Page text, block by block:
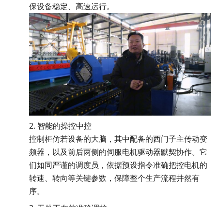
保设备稳定、高速运行。
2. 智能的操控中控
控制柜仿若设备的大脑 ，其中配备的西门子主传动变
频器，以及前后两侧的伺服电机驱动器默契协作。它
们如同严谨的调度员，依据预设指令准确把控电机的
转速、转向等关键参数，保障整个生产流程井然有
序。